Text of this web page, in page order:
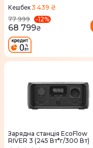
Кешбек3 439 ₴
77 999
-12%
68 799₴
Зарядна станцiя EcoFlow
RIVER 3 (245 Вт*г/300 Вт)